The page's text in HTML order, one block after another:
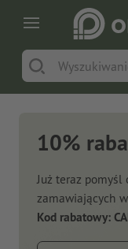
10%
Już teraz pomyśl
zamawiających
Kod rabatowy: